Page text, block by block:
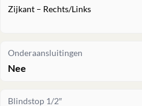
Zijkant – Rechts/Links
Onderaansluitingen
Nee
Blindstop 1/2″